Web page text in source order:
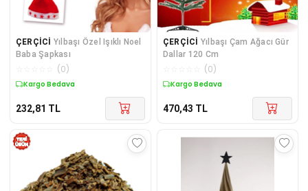
ÇERÇİCİ Yılbaşı Özel Işıklı Noel
Baba Şapkası
(0)
Kargo Bedava
232,81 TL
ÇERÇİCİ Yılbaşı Çam Ağacı Gür
Dallar 120 Cm
(0)
Kargo Bedava
470,43 TL